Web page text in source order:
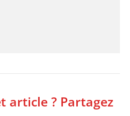
article ? Partagez